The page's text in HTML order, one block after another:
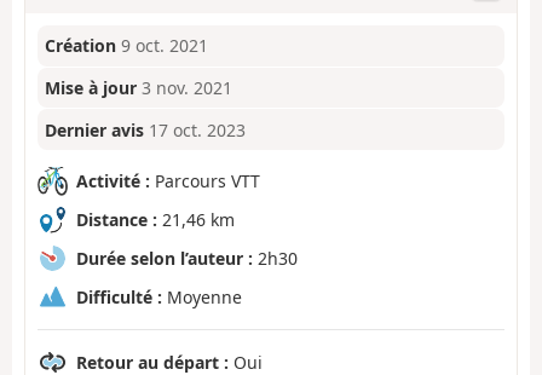
Création 9 oct. 2021
Mise à jour 3 nov. 2021
Dernier avis 17 oct. 2023
Activité : Parcours VTT
Distance : 21,46 km
Durée selon l’auteur : 2h30
Difficulté : Moyenne
Retour au départ : Oui